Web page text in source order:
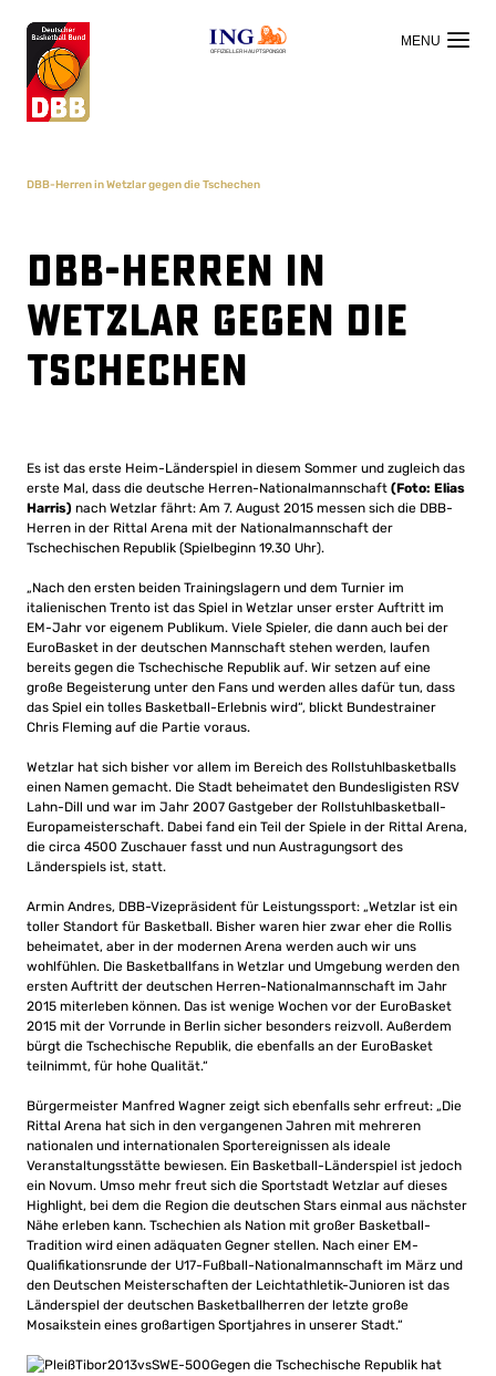
OFFIZIELLER HAUPTSPONSOR
DBB-Herren in Wetzlar gegen die Tschechen
DBB-Herren in
Wetzlar gegen die
Tschechen
Es ist das erste Heim-Länderspiel in diesem Sommer und zugleich das
erste Mal, dass die deutsche Herren-Nationalmannschaft (Foto: Elias
Harris) nach Wetzlar fährt: Am 7. August 2015 messen sich die DBB-
Herren in der Rittal Arena mit der Nationalmannschaft der
Tschechischen Republik (Spielbeginn 19.30 Uhr).
„Nach den ersten beiden Trainingslagern und dem Turnier im
italienischen Trento ist das Spiel in Wetzlar unser erster Auftritt im
EM-Jahr vor eigenem Publikum. Viele Spieler, die dann auch bei der
EuroBasket in der deutschen Mannschaft stehen werden, laufen
bereits gegen die Tschechische Republik auf. Wir setzen auf eine
große Begeisterung unter den Fans und werden alles dafür tun, dass
das Spiel ein tolles Basketball-Erlebnis wird“, blickt Bundestrainer
Chris Fleming auf die Partie voraus.
Wetzlar hat sich bisher vor allem im Bereich des Rollstuhlbasketballs
einen Namen gemacht. Die Stadt beheimatet den Bundesligisten RSV
Lahn-Dill und war im Jahr 2007 Gastgeber der Rollstuhlbasketball-
Europameisterschaft. Dabei fand ein Teil der Spiele in der Rittal Arena,
die circa 4500 Zuschauer fasst und nun Austragungsort des
Länderspiels ist, statt.
Armin Andres, DBB-Vizepräsident für Leistungssport: „Wetzlar ist ein
toller Standort für Basketball. Bisher waren hier zwar eher die Rollis
beheimatet, aber in der modernen Arena werden auch wir uns
wohlfühlen. Die Basketballfans in Wetzlar und Umgebung werden den
ersten Auftritt der deutschen Herren-Nationalmannschaft im Jahr
2015 miterleben können. Das ist wenige Wochen vor der EuroBasket
2015 mit der Vorrunde in Berlin sicher besonders reizvoll. Außerdem
bürgt die Tschechische Republik, die ebenfalls an der EuroBasket
teilnimmt, für hohe Qualität.“
Bürgermeister Manfred Wagner zeigt sich ebenfalls sehr erfreut: „Die
Rittal Arena hat sich in den vergangenen Jahren mit mehreren
nationalen und internationalen Sportereignissen als ideale
Veranstaltungsstätte bewiesen. Ein Basketball-Länderspiel ist jedoch
ein Novum. Umso mehr freut sich die Sportstadt Wetzlar auf dieses
Highlight, bei dem die Region die deutschen Stars einmal aus nächster
Nähe erleben kann. Tschechien als Nation mit großer Basketball-
Tradition wird einen adäquaten Gegner stellen. Nach einer EM-
Qualifikationsrunde der U17-Fußball-Nationalmannschaft im März und
den Deutschen Meisterschaften der Leichtathletik-Junioren ist das
Länderspiel der deutschen Basketballherren der letzte große
Mosaikstein eines großartigen Sportjahres in unserer Stadt.“
Gegen die Tschechische Republik hat